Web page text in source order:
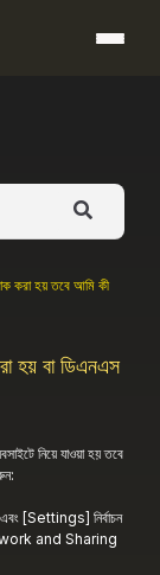
করা হয় তবে আমি কী
হয় বা ডিএনএস
নিয়ে যাওয়া হয় তবে
[Settings] নির্বাচন
and Sharing